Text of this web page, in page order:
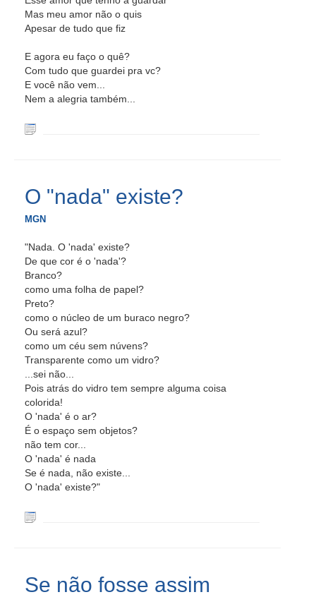
Mas meu amor não o quis
Apesar de tudo que fiz
E agora eu faço o quê?
Com tudo que guardei pra vc?
E você não vem...
Nem a alegria também...
O "nada" existe?
MGN
"Nada. O 'nada' existe?
De que cor é o 'nada'?
Branco?
como uma folha de papel?
Preto?
como o núcleo de um buraco negro?
Ou será azul?
como um céu sem núvens?
Transparente como um vidro?
...sei não...
Pois atrás do vidro tem sempre alguma coisa
colorida!
O 'nada' é o ar?
É o espaço sem objetos?
não tem cor...
O 'nada' é nada
Se é nada, não existe...
O 'nada' existe?"
Se não fosse assim